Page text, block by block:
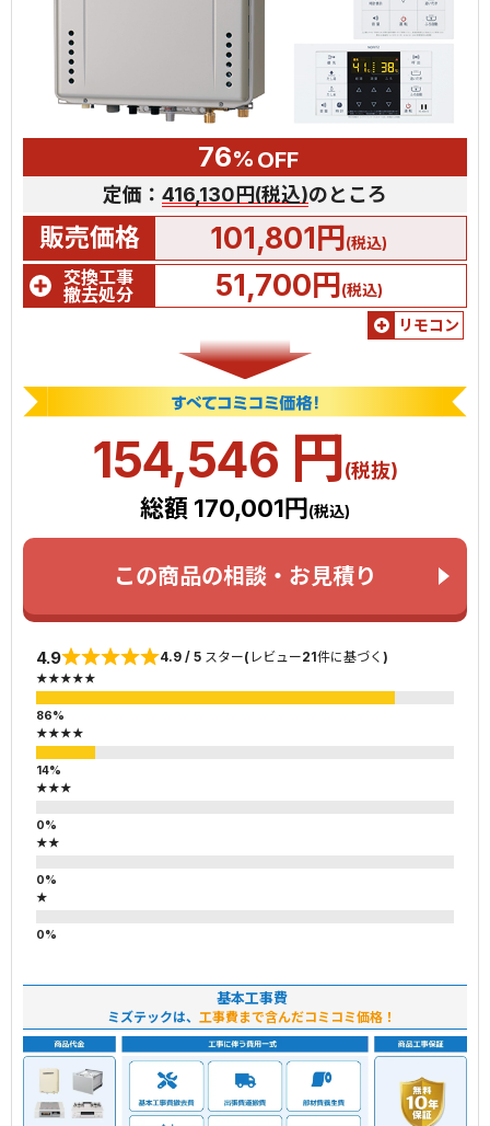
76% OFF
定価： 416,130円(税込)のところ
販売価格 101,801円(税込)
交換工事
撤去処分
51,700円(税込)
リモコン
154,546 円(税抜)
総額 170,001円 (税込)
この商品の相談・お見積り
4.9 4.9 / 5 スター(レビュー21件に基づく)
★★★★★
★★★★
★★★
★★
★
基本工事費
ミズテックは、 工事費まで含んだコミコミ価格！